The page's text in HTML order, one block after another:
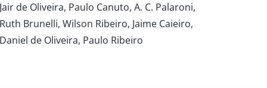
Jair de Oliveira, Paulo Canuto, A. C. Palaroni,
Ruth Brunelli, Wilson Ribeiro, Jaime Caieiro,
Daniel de Oliveira, Paulo Ribeiro